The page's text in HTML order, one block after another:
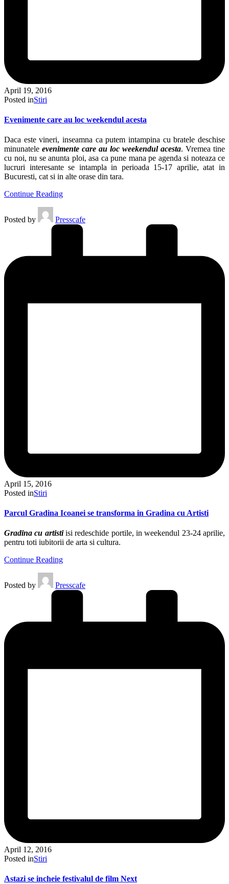
April 19, 2016
Posted inStiri
Evenimente care au loc weekendul acesta
Daca este vineri, inseamna ca putem intampina cu bratele deschise
minunatele evenimente care au loc weekendul acesta. Vremea tine
cu noi, nu se anunta ploi, asa ca pune mana pe agenda si noteaza ce
lucruri interesante se intampla in perioada 15-17 aprilie, atat in
Bucuresti, cat si in alte orase din tara.
Continue Reading
Posted by Presscafe
April 15, 2016
Posted inStiri
Parcul Gradina Icoanei se transforma in Gradina cu Artisti
Gradina cu artistiisi redeschide portile, in weekendul 23-24 aprilie,
pentru toti iubitorii de arta si cultura.
Continue Reading
Posted by Presscafe
April 12, 2016
Posted inStiri
Astazi se incheie festivalul de film Next